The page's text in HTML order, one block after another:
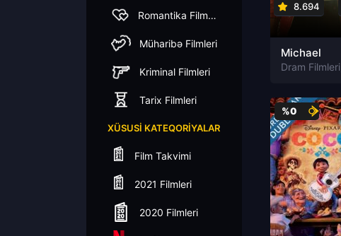
Romantika Filmleri
Müharibə Filmleri
Kriminal Filmleri
Tarix Filmleri
XÜSUSI KATEQORIYALAR
Film Takvimi
2021 Filmleri
2020 Filmleri
8.694
Michael
Dram Filmleri
%0